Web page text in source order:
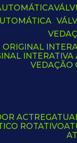
ORIGINAL
ACTREG
ROTATIVO